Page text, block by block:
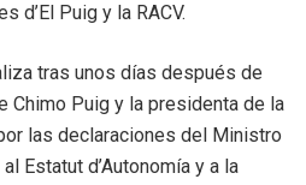
d’El Puig y la RACV.
tras unos días después de
Chimo Puig y la presidenta de la
las declaraciones del Ministro
Estatut d’Autonomía y a la